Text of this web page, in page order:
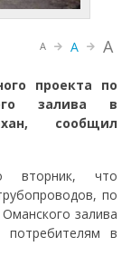
A A A
проекта по
залива в
сообщил
вторник, что
по
залива
в